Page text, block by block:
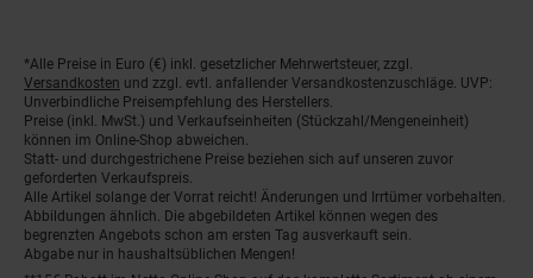
Fußnoten
*Alle Preise in Euro (€) inkl. gesetzlicher Mehrwertsteuer, zzgl.
Versandkosten und zzgl. evtl. anfallender Versandkostenzuschläge. UVP:
Unverbindliche Preisempfehlung des Herstellers.
Preise (inkl. MwSt.) und Verkaufseinheiten (Stückzahl/Mengeneinheit)
können im Online-Shop abweichen.
Statt- und durchgestrichene Preise beziehen sich auf unseren zuvor
geforderten Verkaufspreis.
Alle Artikel solange der Vorrat reicht! Änderungen und Irrtümer vorbehalten.
Abbildungen ähnlich. Die abgebildeten Artikel können wegen des
begrenzten Angebots schon am ersten Tag ausverkauft sein.
Abgabe nur in haushaltsüblichen Mengen!